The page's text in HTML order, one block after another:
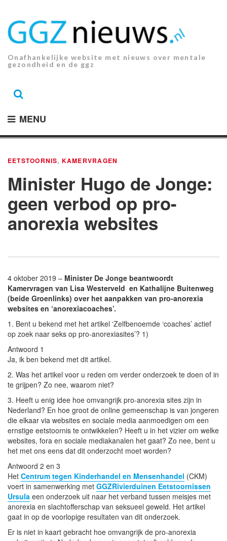
inhoud.
Onafhankelijke website met nieuws over mentale
gezondheid en de ggz
MENU
EETSTOORNIS, KAMERVRAGEN
Minister Hugo de Jonge:
geen verbod op pro-
anorexia websites
4 oktober 2019 – Minister De Jonge beantwoordt
Kamervragen van Lisa Westerveld en Kathalijne Buitenweg
(beide Groenlinks) over het aanpakken van pro-anorexia
websites en ‘anorexiacoaches’.
1. Bent u bekend met het artikel ‘Zelfbenoemde ‘coaches’ actief
op zoek naar seks op pro-anorexiasites’? 1)
Antwoord 1
Ja, ik ben bekend met dit artikel.
2. Was het artikel voor u reden om verder onderzoek te doen of in
te grijpen? Zo nee, waarom niet?
3. Heeft u enig idee hoe omvangrijk pro-anorexia sites zijn in
Nederland? En hoe groot de online gemeenschap is van jongeren
die elkaar via websites en sociale media aanmoedigen om een
ernstige eetstoornis te ontwikkelen? Heeft u in het vizier om welke
websites, fora en sociale mediakanalen het gaat? Zo nee, bent u
het met ons eens dat dit onderzocht moet worden?
Antwoord 2 en 3
Het Centrum tegen Kinderhandel en Mensenhandel (CKM)
voert in samenwerking met GGZRivierduinen Eetstoornissen
Ursula een onderzoek uit naar het verband tussen meisjes met
anorexia en slachtofferschap van seksueel geweld. Het artikel
gaat in op de voorlopige resultaten van dit onderzoek.
Er is niet in kaart gebracht hoe omvangrijk de pro-anorexia